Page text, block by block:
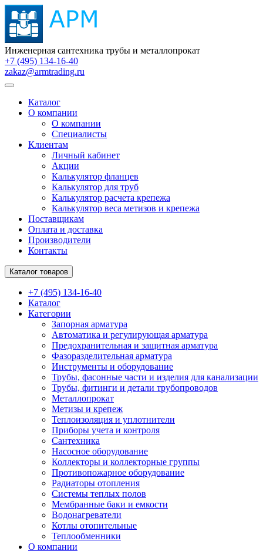
Инженерная сантехника трубы и металлопрокат
+7 (495) 134-16-40
zakaz@armtrading.ru
Каталог
О компании
О компании
Специалисты
Клиентам
Личный кабинет
Акции
Калькулятор фланцев
Калькулятор для труб
Калькулятор расчета крепежа
Калькулятор веса метизов и крепежа
Поставщикам
Оплата и доставка
Производители
Контакты
Каталог товаров
+7 (495) 134-16-40
Каталог
Категории
Запорная арматура
Автоматика и регулирующая арматура
Предохранительная и защитная арматура
Фазоразделительная арматура
Инструменты и оборудование
Трубы, фасонные части и изделия для канализации
Трубы, фитинги и детали трубопроводов
Металлопрокат
Метизы и крепеж
Теплоизоляция и уплотнители
Приборы учета и контроля
Сантехника
Насосное оборудование
Коллекторы и коллекторные группы
Противопожарное оборудование
Радиаторы отопления
Системы теплых полов
Мембранные баки и емкости
Водонагреватели
Котлы отопительные
Теплообменники
О компании